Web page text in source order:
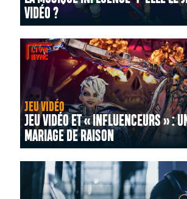
VIDÉO ?
JEU VIDÉO
JEU VIDÉO ET « INFLUENCEURS » :
MARIAGE DE RAISON